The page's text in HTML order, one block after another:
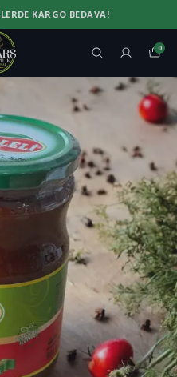
KARGO BEDAVA!
0